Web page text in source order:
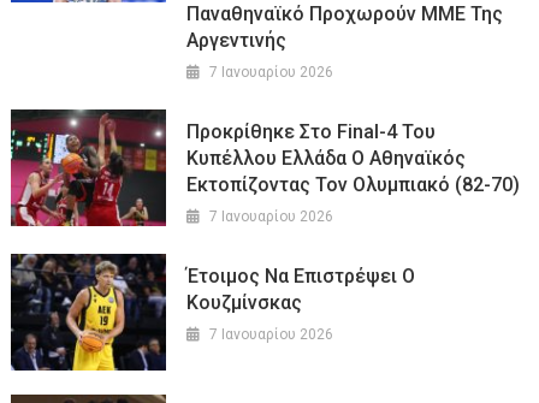
Παναθηναϊκό Προχωρούν ΜΜΕ Της
Αργεντινής
7 Ιανουαρίου 2026
Προκρίθηκε Στο Final-4 Του
Κυπέλλου Ελλάδα Ο Αθηναϊκός
Εκτοπίζοντας Τον Ολυμπιακό (82-70)
7 Ιανουαρίου 2026
Έτοιμος Να Επιστρέψει Ο
Κουζμίνσκας
7 Ιανουαρίου 2026